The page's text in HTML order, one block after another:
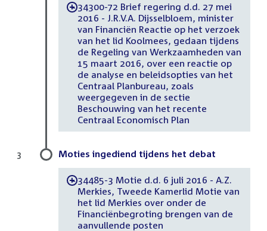
-34300-72 Brief regering d.d. 27 mei
2016 - J.R.V.A. Dijsselbloem, minister
van Financiën Reactie op het verzoek
van het lid Koolmees, gedaan tijdens
de Regeling van Werkzaamheden van
15 maart 2016, over een reactie op
de analyse en beleidsopties van het
Centraal Planbureau, zoals
weergegeven in de sectie
Beschouwing van het recente
Centraal Economisch Plan
Moties ingediend tijdens het debat
-34485-3 Motie d.d. 6 juli 2016 - A.Z.
Merkies, Tweede Kamerlid Motie van
het lid Merkies over onder de
Financiënbegroting brengen van de
aanvullende posten
3